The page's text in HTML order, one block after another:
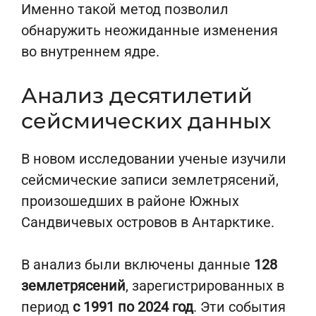
Именно такой метод позволил
обнаружить неожиданные изменения
во внутреннем ядре.
Анализ десятилетий
сейсмических данных
В новом исследовании ученые изучили
сейсмические записи землетрясений,
произошедших в районе Южных
Сандвичевых островов в Антарктике.
В анализ были включены данные 128
землетрясений, зарегистрированных в
период с 1991 по 2024 год. Эти события